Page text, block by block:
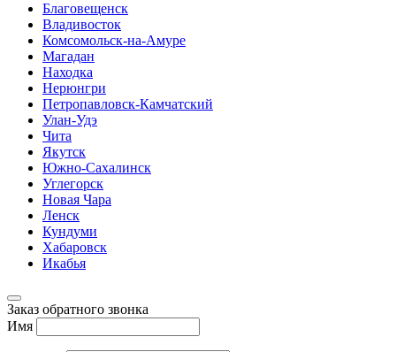
Благовещенск
Владивосток
Комсомольск-на-Амуре
Магадан
Находка
Нерюнгри
Петропавловск-Камчатский
Улан-Удэ
Чита
Якутск
Южно-Сахалинск
Углегорск
Новая Чара
Ленск
Кундуми
Хабаровск
Икабья
Заказ обратного звонка
Имя